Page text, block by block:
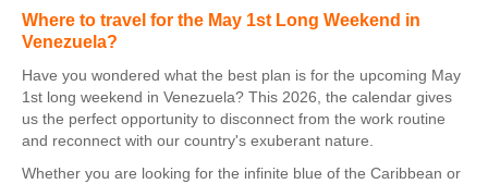
Where to travel for the May 1st Long Weekend in
Venezuela?
Have you wondered what the best plan is for the upcoming May
1st long weekend in Venezuela? This 2026, the calendar gives
us the perfect opportunity to disconnect from the work routine
and reconnect with our country's exuberant nature.
Whether you are looking for the infinite blue of the Caribbean or